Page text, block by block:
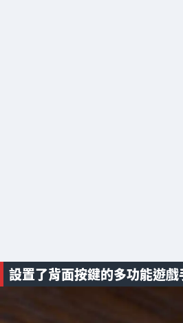
設置了背面按鍵的多功能遊戲